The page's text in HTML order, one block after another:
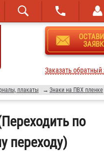
Заказать обратный
плакаты → Знаки на ПВХ пленке
по
переходу)